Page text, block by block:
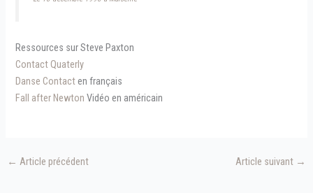
Ressources sur Steve Paxton
Contact Quaterly
Danse Contacten français
Fall after Newton Vidéo en américain
← Article précédent Article suivant →